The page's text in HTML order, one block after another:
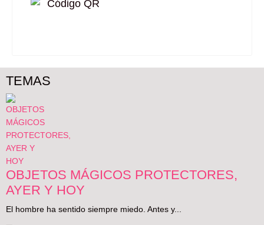
TEMAS
OBJETOS MÁGICOS PROTECTORES,
AYER Y HOY
El hombre ha sentido siempre miedo. Antes y...